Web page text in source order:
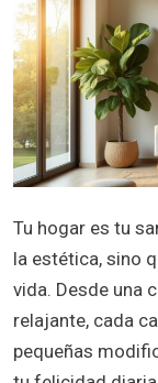
Tu hogar es tu
la estética, sino
vida. Desde una
relajante, cada
pequeñas